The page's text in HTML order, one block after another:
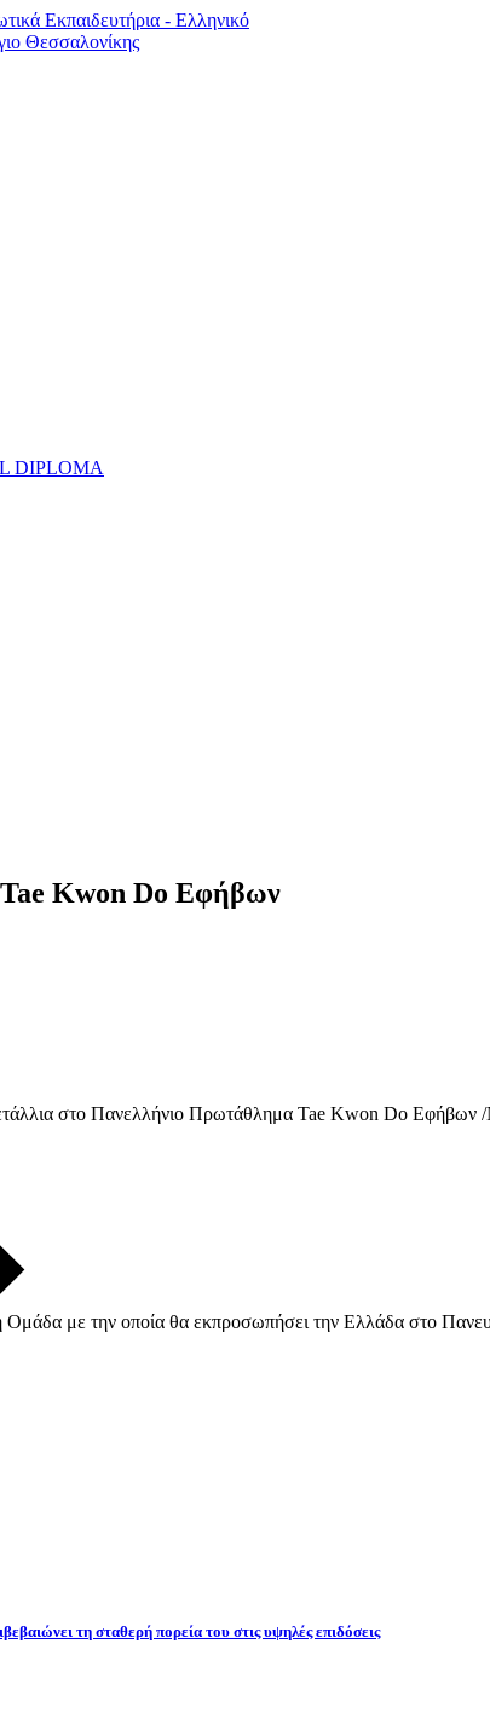
DIPLOMA
Kwon Do Εφήβων
στο Πανελλήνιο Πρωτάθλημα Tae Kwon Do Εφήβων
Ομάδα με την οποία θα εκπροσωπήσει την Ελλάδα στο
τη σταθερή πορεία του στις υψηλές επιδόσεις